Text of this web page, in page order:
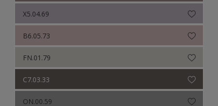
X5.04.69
B6.05.73
FN.01.79
C7.03.33
ON.00.59